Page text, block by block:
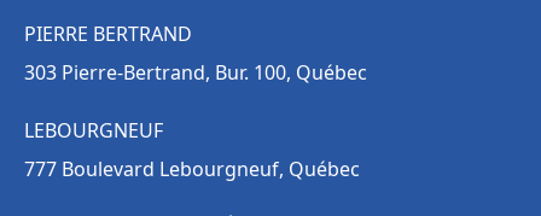
PIERRE BERTRAND
303 Pierre-Bertrand, Bur. 100, Québec
LEBOURGNEUF
777 Boulevard Lebourgneuf, Québec